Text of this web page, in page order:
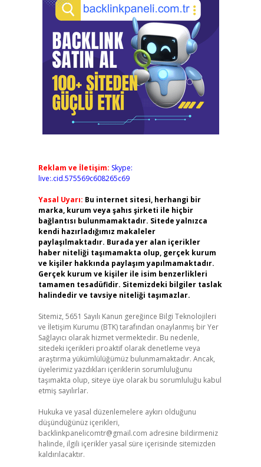
Reklam ve İletişim: Skype:
live:.cid.575569c608265c69
Yasal Uyarı: Bu internet sitesi, herhangi bir
marka, kurum veya şahıs şirketi ile hiçbir
bağlantısı bulunmamaktadır. Sitede yalnızca
kendi hazırladığımız makaleler
paylaşılmaktadır. Burada yer alan içerikler
haber niteliği taşımamakta olup, gerçek kurum
ve kişiler hakkında paylaşım yapılmamaktadır.
Gerçek kurum ve kişiler ile isim benzerlikleri
tamamen tesadüfidir. Sitemizdeki bilgiler taslak
halindedir ve tavsiye niteliği taşımazlar.
Sitemiz, 5651 Sayılı Kanun gereğince Bilgi Teknolojileri
ve İletişim Kurumu (BTK) tarafından onaylanmış bir Yer
Sağlayıcı olarak hizmet vermektedir. Bu nedenle,
sitedeki içerikleri proaktif olarak denetleme veya
araştırma yükümlülüğümüz bulunmamaktadır. Ancak,
üyelerimiz yazdıkları içeriklerin sorumluluğunu
taşımakta olup, siteye üye olarak bu sorumluluğu kabul
etmiş sayılırlar.
Hukuka ve yasal düzenlemelere aykırı olduğunu
düşündüğünüz içerikleri,
backlinkpanelicomtr@gmail.com adresine bildirmeniz
halinde, ilgili içerikler yasal süre içerisinde sitemizden
kaldırılacaktır.